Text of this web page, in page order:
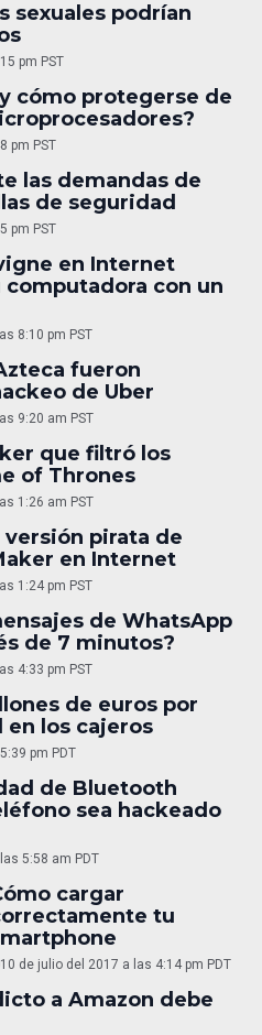
sexuales podrían
pm PST
cómo protegerse de
pm PST
las demandas de
de seguridad
pm PST
en Internet
con un
8:10 pm PST
fueron
de Uber
9:20 am PST
que filtró los
of Thrones
1:26 am PST
versión pirata de
en Internet
1:24 pm PST
de WhatsApp
de 7 minutos?
4:33 pm PST
de euros por
los cajeros
pm PDT
de Bluetooth
sea hackeado
5:58 am PDT
cargar
tu
10 de julio del 2017 a las 4:14 pm PDT
a Amazon debe